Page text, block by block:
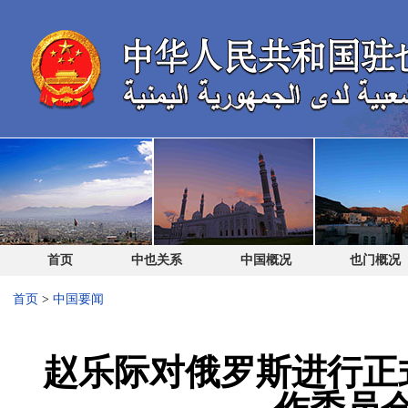
首页 中也关系 中国概况 也门概况
首页 > 中国要闻
赵乐际对俄罗斯进行